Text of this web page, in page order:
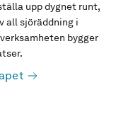
upp dygnet runt,
all sjöräddning i
bygger